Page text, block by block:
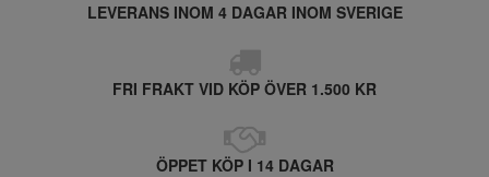
LEVERANS INOM 4 DAGAR INOM SVERIGE
FRI FRAKT VID KÖP ÖVER 1.500 KR
ÖPPET KÖP I 14 DAGAR